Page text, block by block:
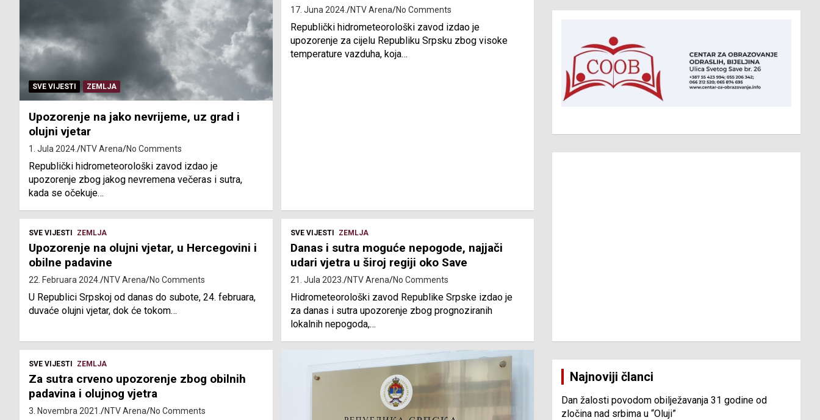
SVE VIJESTI ZEMLJA
Upozorenje na jako nevrijeme, uz grad i
olujni vjetar
1. Jula 2024. NTV Arena No Comments
Republički hidrometeorološki zavod izdao je
upozorenje zbog jakog nevremena večeras i sutra,
kada se očekuje…
17. Juna 2024. NTV Arena No Comments
Republički hidrometeorološki zavod izdao je
upozorenje za cijelu Republiku Srpsku zbog visoke
temperature vazduha, koja…
SVE VIJESTI ZEMLJA
Upozorenje na olujni vjetar, u Hercegovini i
obilne padavine
22. Februara 2024. NTV Arena No Comments
U Republici Srpskoj od danas do subote, 24. februara,
duvaće olujni vjetar, dok će tokom…
SVE VIJESTI ZEMLJA
Danas i sutra moguće nepogode, najjači
udari vjetra u široj regiji oko Save
21. Jula 2023. NTV Arena No Comments
Hidrometeorološki zavod Republike Srpske izdao je
za danas i sutra upozorenje zbog prognoziranih
lokalnih nepogoda,…
SVE VIJESTI ZEMLJA
Za sutra crveno upozorenje zbog obilnih
padavina i olujnog vjetra
3. Novembra 2021. NTV Arena No Comments
Najnoviji članci
Dan žalosti povodom obilježavanja 31 godine od
zločina nad srbima u “Oluji”